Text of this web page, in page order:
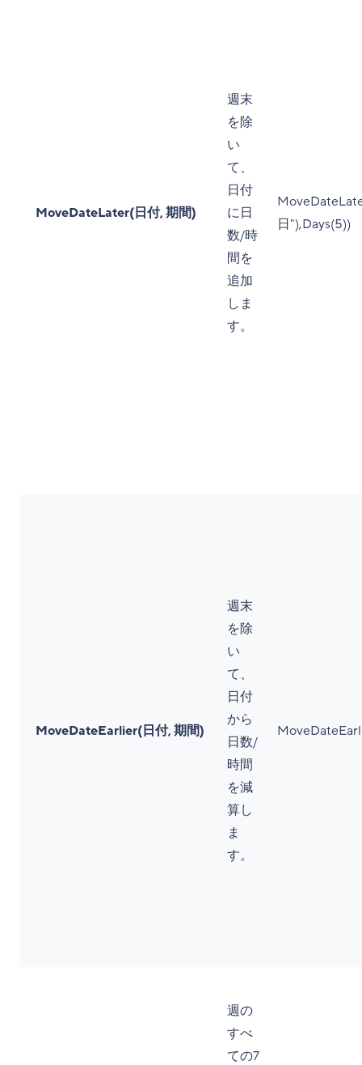
MoveDateLater(日付, 期間)
週末
を除
い
て、
日付
に日
数/時
間を
追加
しま
す。
日"),Days(5))
MoveDateEarlier(日付, 期間)
週末
を除
い
て、
日付
から
日数/
時間
を減
算し
ま
す。
週の
すべ
ての7